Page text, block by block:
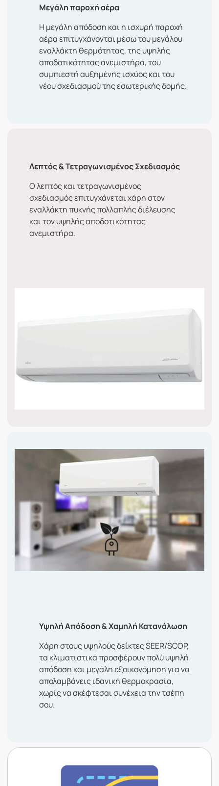
Μεγάλη παροχή αέρα
Η μεγάλη απόδοση και η ισχυρή παροχή
αέρα επιτυγχάνονται μέσω του μεγάλου
εναλλάκτη θερμότητας, της υψηλής
αποδοτικότητας ανεμιστήρα, του
συμπιεστή αυξημένης ισχύος και του
νέου σχεδιασμού της εσωτερικής δομής.
Λεπτός & Τετραγωνισμένος Σχεδιασμός
Ο λεπτός και τετραγωνισμένος
σχεδιασμός επιτυγχάνεται χάρη στον
εναλλάκτη πυκνής πολλαπλής διέλευσης
και τον υψηλής αποδοτικότητας
ανεμιστήρα.
Υψηλή Απόδοση & Χαμηλή Κατανάλωση
Χάρη στους υψηλούς δείκτες SEER/SCOP,
τα κλιματιστικά προσφέρουν πολύ υψηλή
απόδοση και μεγάλη εξοικονόμηση για να
απολαμβάνεις ιδανική θερμοκρασία,
χωρίς να σκέφτεσαι συνέχεια την τσέπη
σου.